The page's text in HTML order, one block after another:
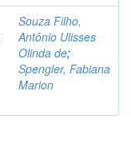
Souza Filho,
Antônio Ulisses
Olinda de;
Spengler, Fabiana
Marion